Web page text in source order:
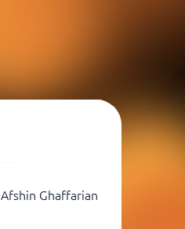
Afshin Ghaffarian